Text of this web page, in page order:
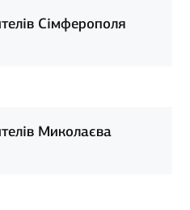
Сімферополя
Миколаєва